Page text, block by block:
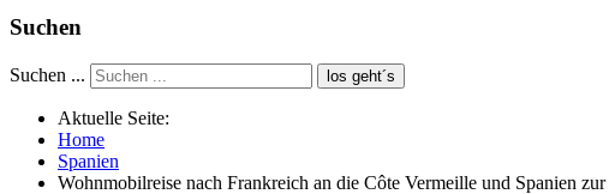
Suchen
Suchen ... los geht´s
Aktuelle Seite:
Home
Spanien
Wohnmobilreise nach Frankreich an die Côte Vermeille und Spanien